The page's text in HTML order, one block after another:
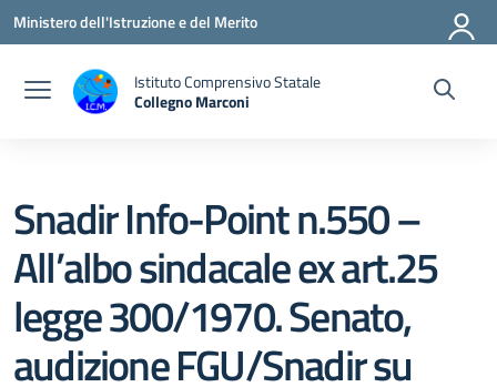
Vai ai contenuti
Vai al menu di navigazione
Vai al footer
Ministero dell'Istruzione e del Merito
Istituto Comprensivo Statale
Collegno Marconi
Snadir Info-Point n.550 –
All’albo sindacale ex art.25
legge 300/1970. Senato,
audizione FGU/Snadir su